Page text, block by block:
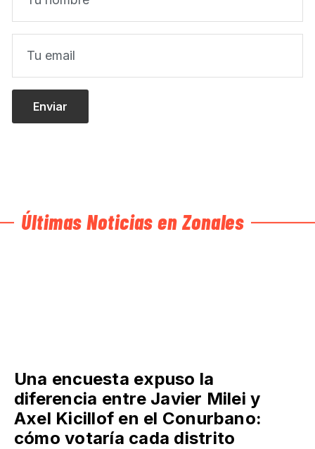
Últimas Noticias en Zonales
Una encuesta expuso la
diferencia entre Javier Milei y
Axel Kicillof en el Conurbano:
cómo votaría cada distrito